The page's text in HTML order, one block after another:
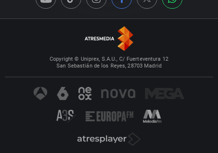
Copyright © Uniprex, S.A.U., C/ Fuerteventura 12
San Sebastián de los Reyes, 28703 Madrid